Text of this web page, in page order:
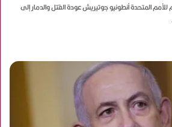
للأمم المتحدة أنطونيو جوتيريش عودة القتل والدمار إلى